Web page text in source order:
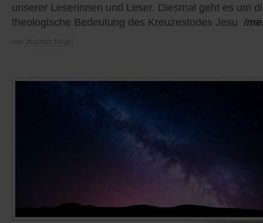
unserer Leserinnen und Leser. Diesmal geht es um
theologische Bedeutung des Kreuzestodes Jesu /
von Joachim Negel